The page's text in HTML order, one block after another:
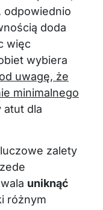
odpowiednio
doda
więc
wybiera
uwagę, że
minimalnego
atut dla
zalety
uniknąć
różnym